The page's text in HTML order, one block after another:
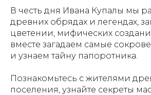
В честь дня Ивана Купалы мы
древних обрядах и легендах,
цветении, мифических
вместе загадаем самые
и узнаем тайну папоротника.
Познакомьтесь с жителями
поселения, узнайте секреты